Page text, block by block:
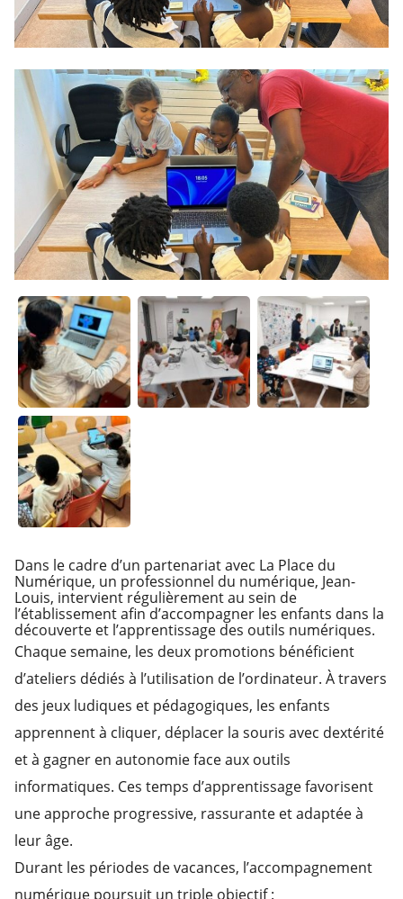
Dans le cadre d’un partenariat avec La Place du
Numérique, un professionnel du numérique, Jean-
Louis, intervient régulièrement au sein de
l’établissement afin d’accompagner les enfants dans la
découverte et l’apprentissage des outils numériques.
Chaque semaine, les deux promotions bénéficient
d’ateliers dédiés à l’utilisation de l’ordinateur. À travers
des jeux ludiques et pédagogiques, les enfants
apprennent à cliquer, déplacer la souris avec dextérité
et à gagner en autonomie face aux outils
informatiques. Ces temps d’apprentissage favorisent
une approche progressive, rassurante et adaptée à
leur âge.
Durant les périodes de vacances, l’accompagnement
numérique poursuit un triple objectif :